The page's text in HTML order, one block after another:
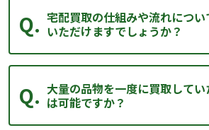
宅配買取の仕組みや流れにつ
いただけますでしょうか？
大量の品物を一度に買取してい
は可能ですか？